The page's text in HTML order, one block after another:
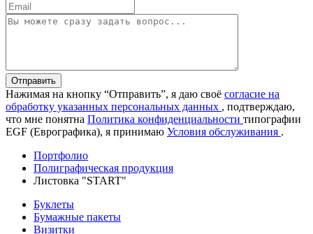
Отправить
Нажимая на кнопку “Отправить”, я даю своё согласие на
обработку указанных персональных данных , подтверждаю,
что мне понятна Политика конфиденциальности типографии
EGF (Еврографика), я принимаю Условия обслуживания .
Портфолио
Полиграфическая продукция
Листовка "START"
Буклеты
Бумажные пакеты
Визитки